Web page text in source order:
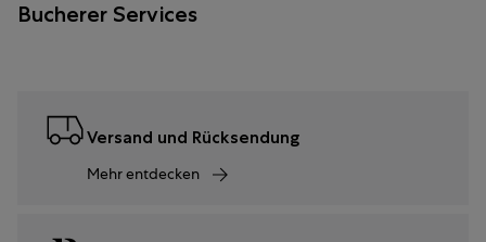
Bucherer Services
Versand und Rücksendung
Mehr entdecken